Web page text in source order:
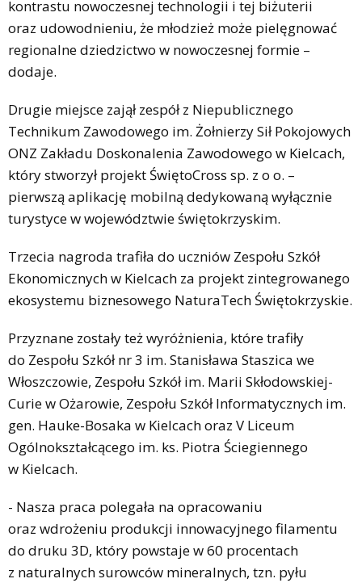
kontrastu nowoczesnej technologii i tej biżuterii
oraz udowodnieniu, że młodzież może pielęgnować
regionalne dziedzictwo w nowoczesnej formie –
dodaje.
Drugie miejsce zajął zespół z Niepublicznego
Technikum Zawodowego im. Żołnierzy Sił Pokojowych
ONZ Zakładu Doskonalenia Zawodowego w Kielcach,
który stworzył projekt ŚwiętoCross sp. z o o. –
pierwszą aplikację mobilną dedykowaną wyłącznie
turystyce w województwie świętokrzyskim.
Trzecia nagroda trafiła do uczniów Zespołu Szkół
Ekonomicznych w Kielcach za projekt zintegrowanego
ekosystemu biznesowego NaturaTech Świętokrzyskie.
Przyznane zostały też wyróżnienia, które trafiły
do Zespołu Szkół nr 3 im. Stanisława Staszica we
Włoszczowie, Zespołu Szkół im. Marii Skłodowskiej-
Curie w Ożarowie, Zespołu Szkół Informatycznych im.
gen. Hauke-Bosaka w Kielcach oraz V Liceum
Ogólnokształcącego im. ks. Piotra Ściegiennego
w Kielcach.
- Nasza praca polegała na opracowaniu
oraz wdrożeniu produkcji innowacyjnego filamentu
do druku 3D, który powstaje w 60 procentach
z naturalnych surowców mineralnych, tzn. pyłu